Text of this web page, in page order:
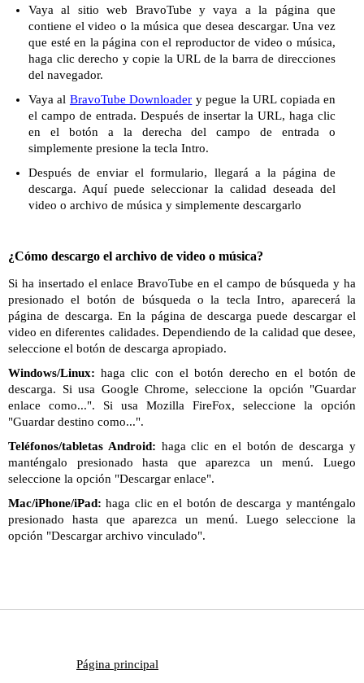
Vaya al sitio web BravoTube y vaya a la página que
contiene el video o la música que desea descargar. Una vez
que esté en la página con el reproductor de video o música,
haga clic derecho y copie la URL de la barra de direcciones
del navegador.
Vaya al BravoTube Downloader y pegue la URL copiada en
el campo de entrada. Después de insertar la URL, haga clic
en el botón a la derecha del campo de entrada o
simplemente presione la tecla Intro.
Después de enviar el formulario, llegará a la página de
descarga. Aquí puede seleccionar la calidad deseada del
video o archivo de música y simplemente descargarlo
¿Cómo descargo el archivo de video o música?
Si ha insertado el enlace BravoTube en el campo de búsqueda y ha
presionado el botón de búsqueda o la tecla Intro, aparecerá la
página de descarga. En la página de descarga puede descargar el
video en diferentes calidades. Dependiendo de la calidad que desee,
seleccione el botón de descarga apropiado.
Windows/Linux: haga clic con el botón derecho en el botón de
descarga. Si usa Google Chrome, seleccione la opción "Guardar
enlace como...". Si usa Mozilla FireFox, seleccione la opción
"Guardar destino como...".
Teléfonos/tabletas Android: haga clic en el botón de descarga y
manténgalo presionado hasta que aparezca un menú. Luego
seleccione la opción "Descargar enlace".
Mac/iPhone/iPad: haga clic en el botón de descarga y manténgalo
presionado hasta que aparezca un menú. Luego seleccione la
opción "Descargar archivo vinculado".
Página principal